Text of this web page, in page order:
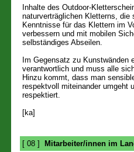
Inhalte des Outdoor-
naturverträglichen Kletterns, die
Kenntnisse für das Klettern im
verbessern und mit mobilen
selbständiges Abseilen.
Im Gegensatz zu
verantwortlich und muss alle
Hinzu kommt, dass man
respektvoll miteinander umgeht
respektiert.
[ka]
[ 08 ]
Mitarbeiter/innen im